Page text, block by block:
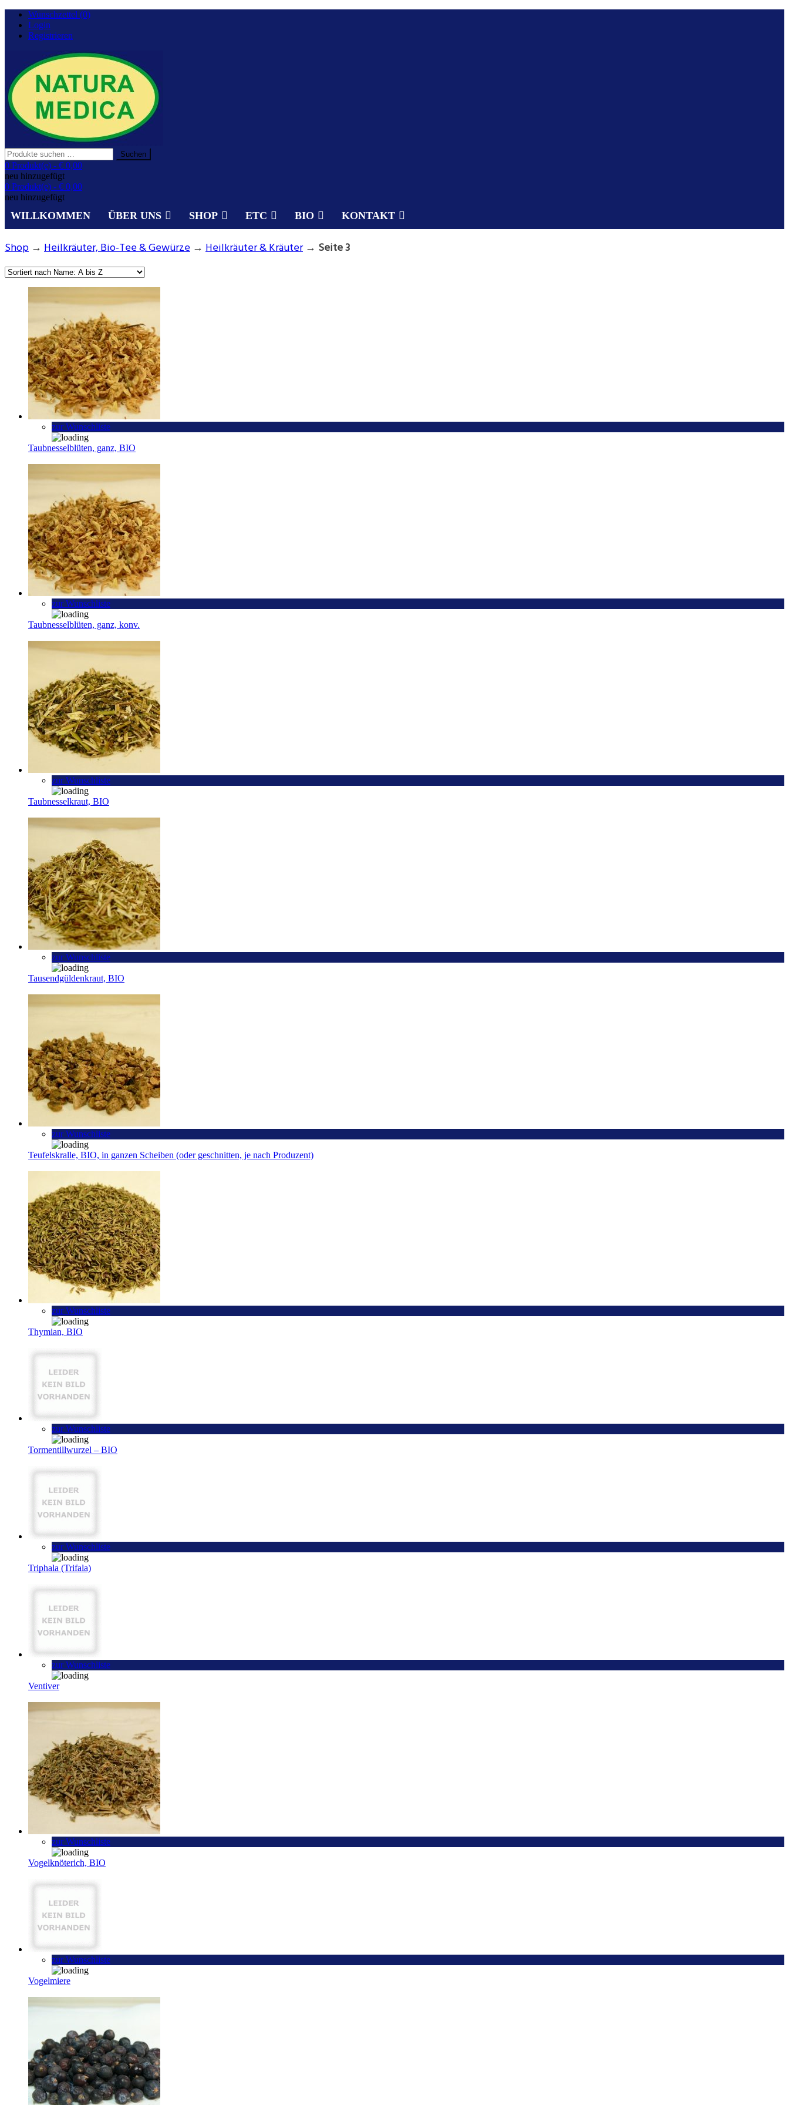
Zurück
zum
Inhalt
Wunschzettel (0)
Login
Registrieren
NATURA MEDICA
Gesundheit aus der Natur.
Suchen
nach:
Suchen
0 Produkt(e) - € 0,00
neu hinzugefügt
0 Produkt(e) - € 0,00
neu hinzugefügt
WILLKOMMEN ÜBER UNS SHOP ETC BIO KONTAKT
Shop → Heilkräuter, Bio-Tee & Gewürze → Heilkräuter & Kräuter→ Seite 3
zur Wunschliste
Taubnesselblüten, ganz, BIO
zur Wunschliste
Taubnesselblüten, ganz, konv.
zur Wunschliste
Taubnesselkraut, BIO
zur Wunschliste
Tausendgüldenkraut, BIO
zur Wunschliste
Teufelskralle, BIO, in ganzen Scheiben (oder geschnitten, je nach Produzent)
zur Wunschliste
Thymian, BIO
zur Wunschliste
Tormentillwurzel – BIO
zur Wunschliste
Triphala (Trifala)
zur Wunschliste
Ventiver
zur Wunschliste
Vogelknöterich, BIO
zur Wunschliste
Vogelmiere